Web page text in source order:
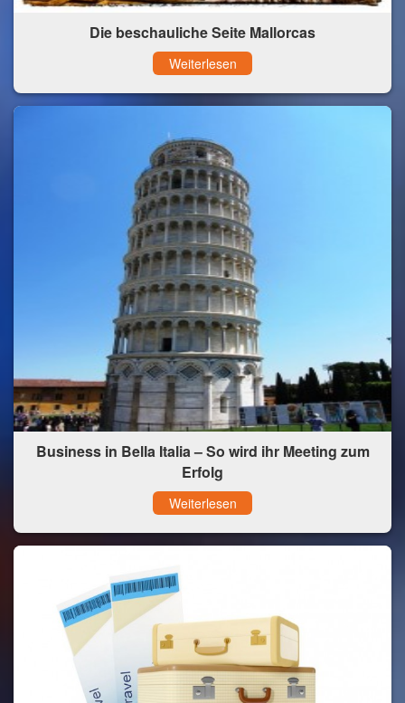
Die beschauliche Seite Mallorcas
Weiterlesen
Business in Bella Italia – So wird ihr Meeting zum
Erfolg
Weiterlesen